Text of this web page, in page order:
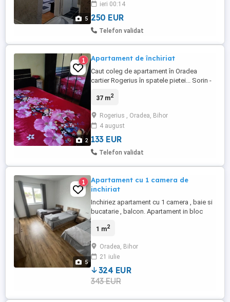
5
Dispune de: - televizor; - aragaz; - frigider;
- mașină ...
ieri 00:14
250 EUR
Telefon validat
2
1 Apartament de închiriat
Caut coleg de apartament în Oradea
cartier Rogerius în spatele pietei... Sorin -
37 m2
Rogerius , Oradea, Bihor
4 august
133 EUR
Telefon validat
5
1
Apartament cu 1 camera de
inchiriat
Inchiriez apartament cu 1 camera , baie si
bucatarie , balcon. Apartament in bloc
reglabil. Loc de parcare inclus. Aer
mobilat - utilat. Capacitate 3 persoane.
Pentru detalii va rog sa ne contactati
telefonic. Se ...
1 m2
Oradea, Bihor
21 iulie
324 EUR
343 EUR